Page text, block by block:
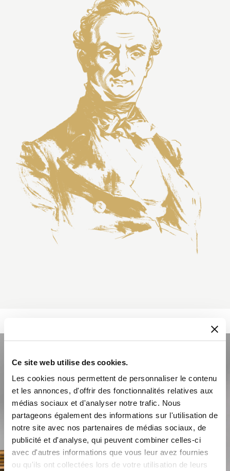
Ce site web utilise des cookies.
Les cookies nous permettent de personnaliser le contenu
et les annonces, d'offrir des fonctionnalités relatives aux
médias sociaux et d'analyser notre trafic. Nous
partageons également des informations sur l'utilisation de
notre site avec nos partenaires de médias sociaux, de
publicité et d'analyse, qui peuvent combiner celles-ci
avec d'autres informations que vous leur avez fournies
ou qu'ils ont collectées lors de votre utilisation de leurs